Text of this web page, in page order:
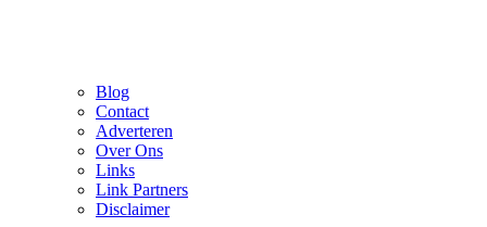
Blog
Contact
Adverteren
Over Ons
Links
Link Partners
Disclaimer